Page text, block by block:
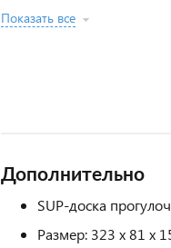
Показать все
Дополнительно
SUP-доска
Размер: 323 х 81 х